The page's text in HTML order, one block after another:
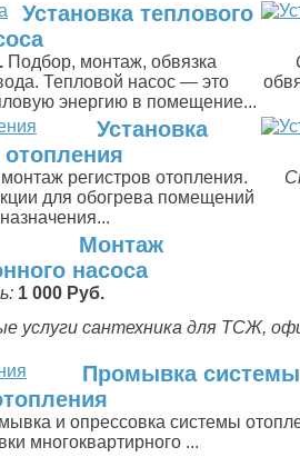
Установка теплового
Подбор, монтаж, обвязка
Тепловой насос — это
энергию в помещение...
Установка
отопления
регистров отопления.
для обогрева помещений
Монтаж
насоса
1 000 Руб.
услуги сантехника для ТСЖ,
Промывка системы
и опрессовка системы
многоквартирного ...